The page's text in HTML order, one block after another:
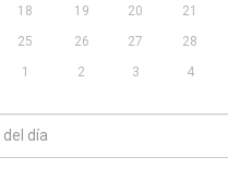
18 19 20 21
25 26 27 28
1 2 3 4